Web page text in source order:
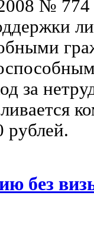
№
за
рублей.
без